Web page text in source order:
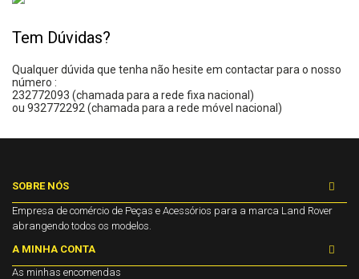
Tem Dúvidas?
Qualquer dúvida que tenha não hesite em contactar para o nosso
número :
232772093 (chamada para a rede fixa nacional)
ou 932772292 (chamada para a rede móvel nacional)
SOBRE NÓS
Empresa de comércio de Peças e Acessórios para a marca Land Rover
abrangendo todos os modelos.
A MINHA CONTA
As minhas encomendas